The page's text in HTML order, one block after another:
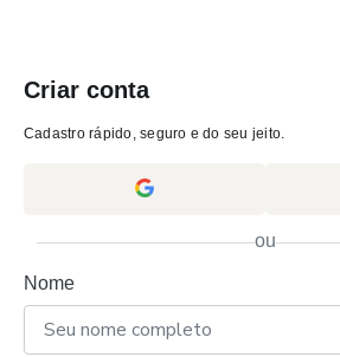
Criar conta
Cadastro rápido, seguro e do seu jeito.
ou
Nome